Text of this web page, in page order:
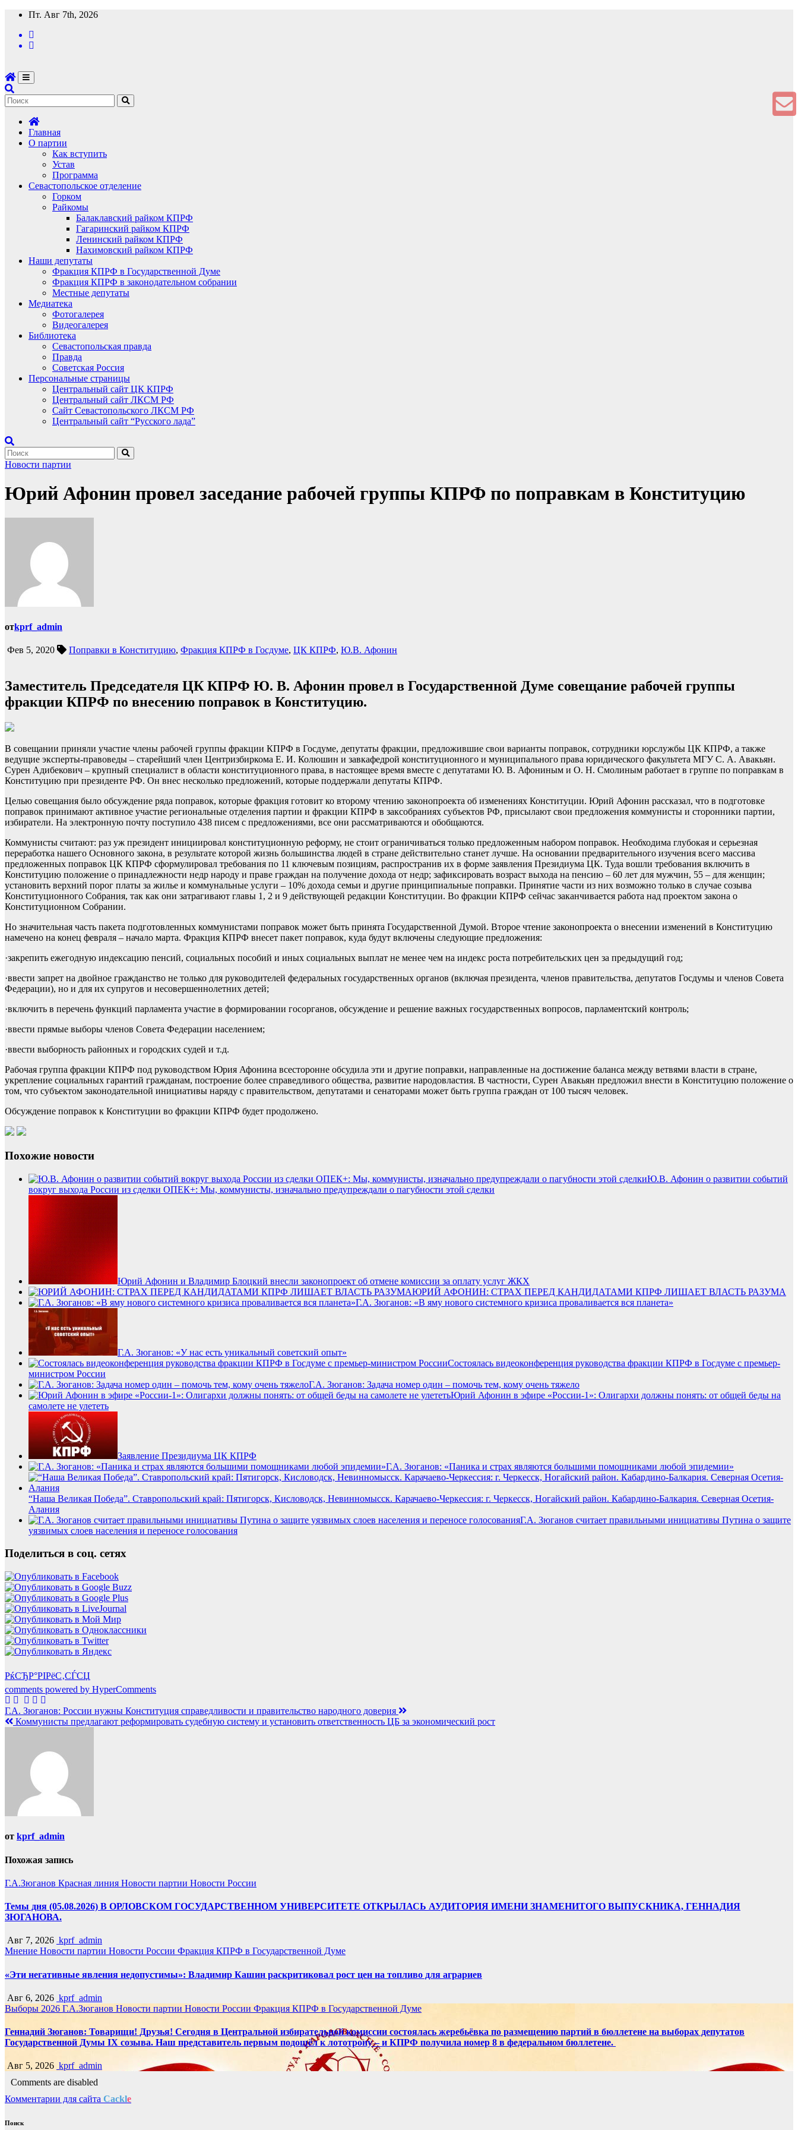
Перейти
содержимому
Пт. Авг 7th, 2026
Главная
О партии
Как вступить
Устав
Программа
Севастопольское отделение
Горком
Райкомы
Балаклавский райком КПРФ
Гагаринский райком КПРФ
Ленинский райком КПРФ
Нахимовский райком КПРФ
Наши депутаты
Фракция КПРФ в Государственной Думе
Фракция КПРФ в законодательном собрании
Местные депутаты
Медиатека
Фотогалерея
Видеогалерея
Библиотека
Севастопольская правда
Правда
Советская Россия
Персональные страницы
Центральный сайт ЦК КПРФ
Центральный сайт ЛКСМ РФ
Сайт Севастопольского ЛКСМ РФ
Центральный сайт “Русского лада”
Новости партии
Юрий Афонин провел заседание рабочей группы КПРФ по поправкам в Конституцию
отkprf_admin
Фев 5, 2020 Поправки в Конституцию, Фракция КПРФ в Госдуме, ЦК КПРФ, Ю.В. Афонин
Заместитель Председателя ЦК КПРФ Ю. В. Афонин провел в Государственной Думе совещание рабочей группы
фракции КПРФ по внесению поправок в Конституцию.
В совещании приняли участие члены рабочей группы фракции КПРФ в Госдуме, депутаты фракции, предложившие свои варианты поправок, сотрудники юрслужбы ЦК КПРФ, а также
ведущие эксперты-правоведы – старейший член Центризбиркома Е. И. Колюшин и завкафедрой конституционного и муниципального права юридического факультета МГУ С. А. Авакьян.
Сурен Адибекович – крупный специалист в области конституционного права, в настоящее время вместе с депутатами Ю. В. Афониным и О. Н. Смолиным работает в группе по поправкам в
Конституцию при президенте РФ. Он внес несколько предложений, которые поддержали депутаты КПРФ.
Целью совещания было обсуждение ряда поправок, которые фракция готовит ко второму чтению законопроекта об изменениях Конституции. Юрий Афонин рассказал, что в подготовке
поправок принимают активное участие региональные отделения партии и фракции КПРФ в заксобраниях субъектов РФ, присылают свои предложения коммунисты и сторонники партии,
избиратели. На электронную почту поступило 438 писем с предложениями, все они рассматриваются и обобщаются.
Коммунисты считают: раз уж президент инициировал конституционную реформу, не стоит ограничиваться только предложенным набором поправок. Необходима глубокая и серьезная
переработка нашего Основного закона, в результате которой жизнь большинства людей в стране действительно станет лучше. На основании предварительного изучения всего массива
предложенных поправок ЦК КПРФ сформулировал требования по 11 ключевым позициям, распространив их в форме заявления Президиума ЦК. Туда вошли требования включить в
Конституцию положение о принадлежности недр народу и праве граждан на получение дохода от недр; зафиксировать возраст выхода на пенсию – 60 лет для мужчин, 55 – для женщин;
установить верхний порог платы за жилье и коммунальные услуги – 10% дохода семьи и другие принципиальные поправки. Принятие части из них возможно только в случае созыва
Конституционного Собрания, так как они затрагивают главы 1, 2 и 9 действующей редакции Конституции. Во фракции КПРФ сейчас заканчивается работа над проектом закона о
Конституционном Собрании.
Но значительная часть пакета подготовленных коммунистами поправок может быть принята Государственной Думой. Второе чтение законопроекта о внесении изменений в Конституцию
намечено на конец февраля – начало марта. Фракция КПРФ внесет пакет поправок, куда будут включены следующие предложения:
·закрепить ежегодную индексацию пенсий, социальных пособий и иных социальных выплат не менее чем на индекс роста потребительских цен за предыдущий год;
·ввести запрет на двойное гражданство не только для руководителей федеральных государственных органов (включая президента, членов правительства, депутатов Госдумы и членов Совета
Федерации), но и для их супругов и несовершеннолетних детей;
·включить в перечень функций парламента участие в формировании госорганов, обсуждение и решение важных государственных вопросов, парламентский контроль;
·ввести прямые выборы членов Совета Федерации населением;
·ввести выборность районных и городских судей и т.д.
Рабочая группа фракции КПРФ под руководством Юрия Афонина всесторонне обсудила эти и другие поправки, направленные на достижение баланса между ветвями власти в стране,
укрепление социальных гарантий гражданам, построение более справедливого общества, развитие народовластия. В частности, Сурен Авакьян предложил внести в Конституцию положение о
том, что субъектом законодательной инициативы наряду с правительством, депутатами и сенаторами может быть группа граждан от 100 тысяч человек.
Обсуждение поправок к Конституции во фракции КПРФ будет продолжено.
Похожие новости
Ю.В. Афонин о развитии событий
вокруг выхода России из сделки ОПЕК+: Мы, коммунисты, изначально предупреждали о пагубности этой сделки
Юрий Афонин и Владимир Блоцкий внеcли законопроект об отмене комиссии за оплату услуг ЖКХ
ЮРИЙ АФОНИН: СТРАХ ПЕРЕД КАНДИДАТАМИ КПРФ ЛИШАЕТ ВЛАСТЬ РАЗУМА
Г.А. Зюганов: «В яму нового системного кризиса проваливается вся планета»
Г.А. Зюганов: «У нас есть уникальный советский опыт»
Состоялась видеоконференция руководства фракции КПРФ в Госдуме с премьер-
министром России
Г.А. Зюганов: Задача номер один – помочь тем, кому очень тяжело
Юрий Афонин в эфире «России-1»: Олигархи должны понять: от общей беды на
самолете не улететь
Заявление Президиума ЦК КПРФ
Г.А. Зюганов: «Паника и страх являются большими помощниками любой эпидемии»
“Наша Великая Победа”. Ставропольский край: Пятигорск, Кисловодск, Невинномысск. Карачаево-Черкессия: г. Черкесск, Ногайский район. Кабардино-Балкария. Северная Осетия-
Алания
Г.А. Зюганов считает правильными инициативы Путина о защите
уязвимых слоев населения и переносе голосования
Поделиться в соц. сетях
РќСЂР°РІРёС‚СЃСЏ
comments powered by HyperComments
Навигация
по
Г.А. Зюганов: России нужны Конституция справедливости и правительство народного доверия
Коммунисты предлагают реформировать судебную систему и установить ответственность ЦБ за экономический рост
от kprf_admin
Похожая запись
Г.А.Зюганов Красная линия Новости партии Новости России
Темы дня (05.08.2026) В ОРЛОВСКОМ ГОСУДАРСТВЕННОМ УНИВЕРСИТЕТЕ ОТКРЫЛАСЬ АУДИТОРИЯ ИМЕНИ ЗНАМЕНИТОГО ВЫПУСКНИКА, ГЕННАДИЯ
ЗЮГАНОВА.
Авг 7, 2026 kprf_admin
Мнение Новости партии Новости России Фракция КПРФ в Государственной Думе
«Эти негативные явления недопустимы»: Владимир Кашин раскритиковал рост цен на топливо для аграриев
Авг 6, 2026 kprf_admin
Выборы 2026 Г.А.Зюганов Новости партии Новости России Фракция КПРФ в Государственной Думе
Геннадий Зюганов: Товарищи! Друзья! Сегодня в Центральной избирательной комиссии состоялась жеребьёвка по размещению партий в бюллетене на выборах депутатов
Государственной Думы IX созыва. Наш представитель первым подошёл к лототрону – и КПРФ получила номер 8 в федеральном бюллетене.
Авг 5, 2026 kprf_admin
Comments are disabled
Комментарии для сайта Cackle
Поиск